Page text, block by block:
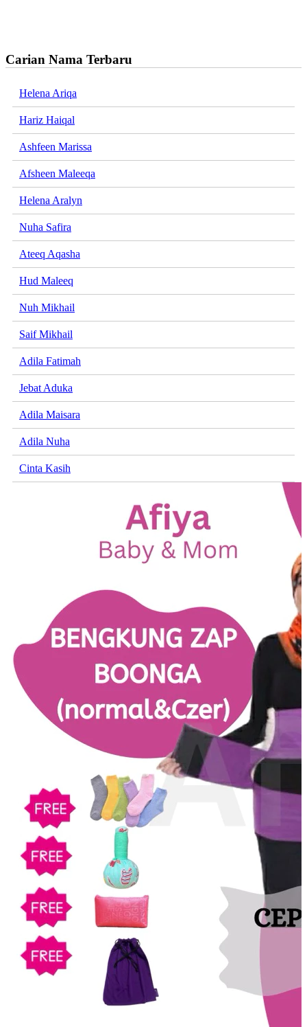
Carian Nama Terbaru
Helena Ariqa
Hariz Haiqal
Ashfeen Marissa
Afsheen Maleeqa
Helena Aralyn
Nuha Safira
Ateeq Aqasha
Hud Maleeq
Nuh Mikhail
Saif Mikhail
Adila Fatimah
Jebat Aduka
Adila Maisara
Adila Nuha
Cinta Kasih